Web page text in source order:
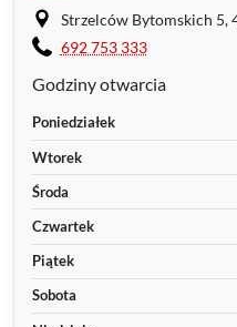
Strzelców Bytomskich 5,
692 753 333
Godziny otwarcia
Poniedziałek
Wtorek
Środa
Czwartek
Piątek
Sobota